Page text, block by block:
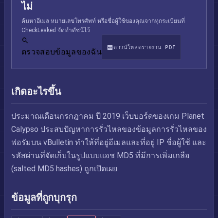
ไม่
ค้นหาอีเมล หมายเลขโทรศัพท์ หรือชื่อผู้ใช้ของคุณจากทุกระเบียนที่
CheckLeaked จัดทำดัชนีไว้
ตรวจสอบข้อมูลของฉัน ดาวน์โหลดรายงาน PDF
เกิดอะไรขึ้น
ประมาณเดือนกรกฎาคม ปี 2019 เว็บบอร์ดของเกม Planet
Calypso ประสบปัญหาการรั่วไหลของข้อมูลการรั่วไหลของ
ฟอรัมบน vBulletin ทำให้ที่อยู่อีเมลและที่อยู่ IP ชื่อผู้ใช้ และ
รหัสผ่านที่จัดเก็บในรูปแบบแฮช MD5 ที่มีการเพิ่มเกลือ
(salted MD5 hashes) ถูกเปิดเผย
ข้อมูลที่ถูกบุกรุก